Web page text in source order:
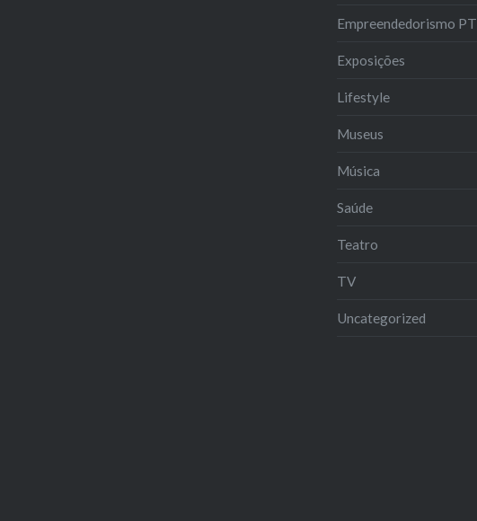
Empreendedorismo PT
Exposições
Lifestyle
Museus
Música
Saúde
Teatro
TV
Uncategorized